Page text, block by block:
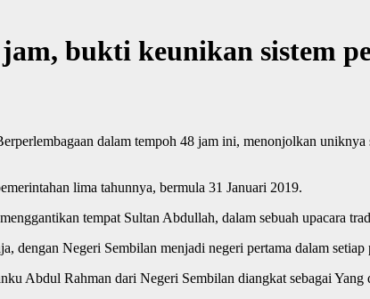
bukti keunikan sistem
dalam tempoh 48 jam ini, menonjolkan uniknya
lima tahunnya, bermula 31 Januari 2019.
tempat Sultan Abdullah, dalam sebuah upacara
dengan Negeri Sembilan menjadi negeri pertama dalam setiap
Abdul Rahman dari Negeri Sembilan diangkat sebagai